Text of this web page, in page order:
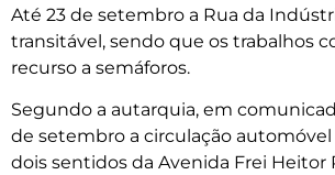
Até 23 de setembro a Rua da
transitável, sendo que os trabalhos
recurso a semáforos.
Segundo a autarquia, em
de setembro a circulação automóvel
dois sentidos da Avenida Frei Heitor